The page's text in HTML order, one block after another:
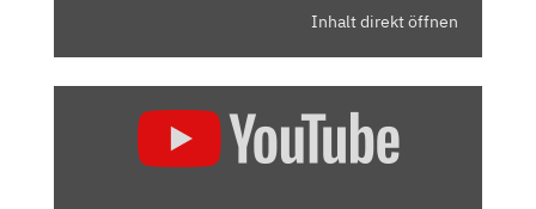
Inhalt direkt öffnen